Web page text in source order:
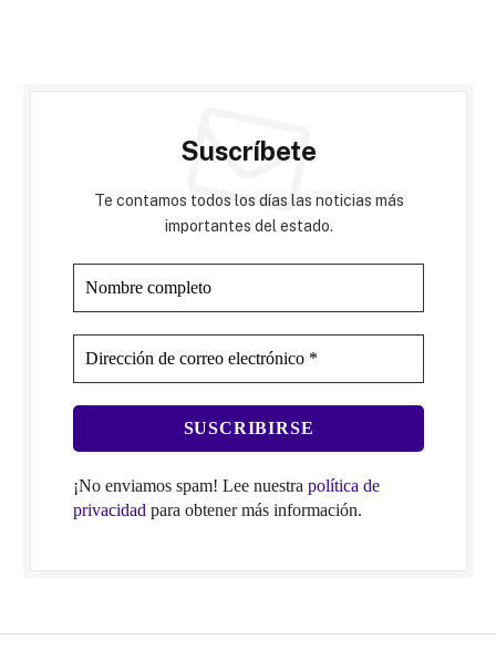
Suscríbete
Te contamos todos los días las noticias más
importantes del estado.
¡No enviamos spam! Lee nuestra política de
privacidad para obtener más información.